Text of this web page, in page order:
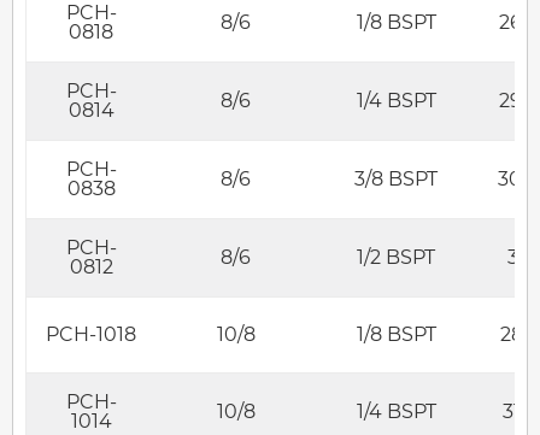
PCH-
0818
8/6 1/8 BSPT 26.4
PCH-
0814
8/6 1/4 BSPT 29.4
PCH-
0838
8/6 3/8 BSPT 30.4
PCH-
0812
8/6 1/2 BSPT 32
PCH-1018 10/8 1/8 BSPT 28.5
PCH-
1014
10/8 1/4 BSPT 31.5